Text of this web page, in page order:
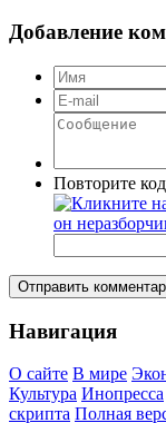
Добавление
Повторите
Отправить
Навигация
О сайте В мире
Культура Инопресса
скрипта Полная